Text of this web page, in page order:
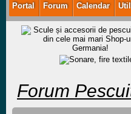
Portal Forum Calendar
Forum